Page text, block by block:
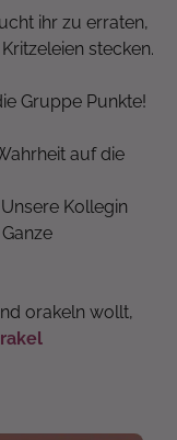
ihr zu erraten,
stecken.
Gruppe Punkte!
auf die
Kollegin
orakeln wollt,